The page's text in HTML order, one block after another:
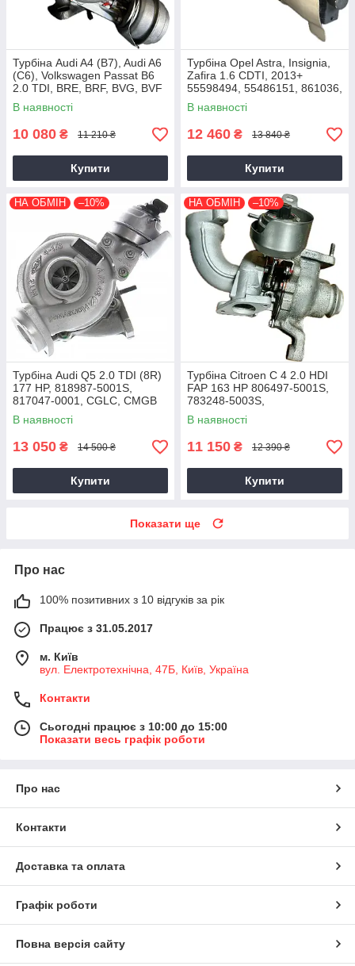
Турбіна Audi A4 (B7), Audi A6
(C6), Volkswagen Passat B6
2.0 TDI, BRE, BRF, BVG, BVF
2004+
В наявності
10 080 ₴ 11 210 ₴
Купити
Турбіна Opel Astra, Insignia,
Zafira 1.6 CDTI, 2013+
55598494, 55486151, 861036,
54389700021, 54389700003
В наявності
12 460 ₴ 13 840 ₴
Купити
НА ОБМІН –10%
Турбіна Audi Q5 2.0 TDI (8R)
177 HP, 818987-5001S,
817047-0001, CGLC, CMGB
EA189, 03L145721BV, 2011-
2014
В наявності
13 050 ₴ 14 500 ₴
Купити
НА ОБМІН –10%
Турбіна Citroen C 4 2.0 HDI
FAP 163 HP 806497-5001S,
783248-5003S,
DW10CTEDD4, 0375P2,
0375S6, 2009+
В наявності
11 150 ₴ 12 390 ₴
Купити
Показати ще
Про нас
100% позитивних з 10 відгуків за рік
Працює з 31.05.2017
м. Київ
вул. Електротехнічна, 47Б, Київ, Україна
Контакти
Сьогодні працює з 10:00 до 15:00
Показати весь графік роботи
Про нас
Контакти
Доставка та оплата
Графік роботи
Повна версія сайту